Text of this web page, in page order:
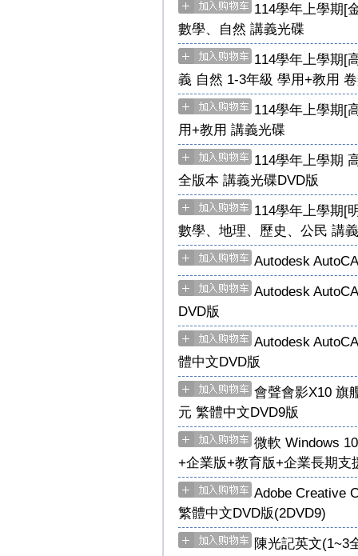
114學年上學期[
數學、自然 講義光碟
114學年上學期[
義 自然 1-3年級 學用+教用
114學年上學期[
用+教用 講義光碟
114學年上學期
全版本 講義光碟DVD版
114學年上學期[
數學、地理、歷史、公民 講
Autodesk
Autodesk
DVD版
Autodesk
體中文DVD版
會聲會影X10 旗
元 繁體中文DVD9版
微軟 Windows
+企業版+教育版+企業長期支
Adobe Creative
繁體中文DVD版(2DVD9)
陳光記英文(1~3